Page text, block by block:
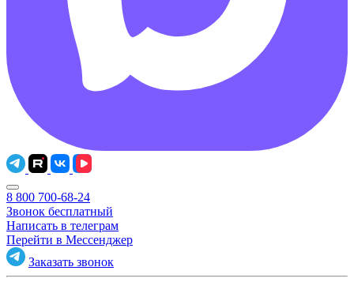
8 800 700-68-24
Звонок бесплатный
Написать в телеграм
Перейти в Мессенджер
Заказать звонок